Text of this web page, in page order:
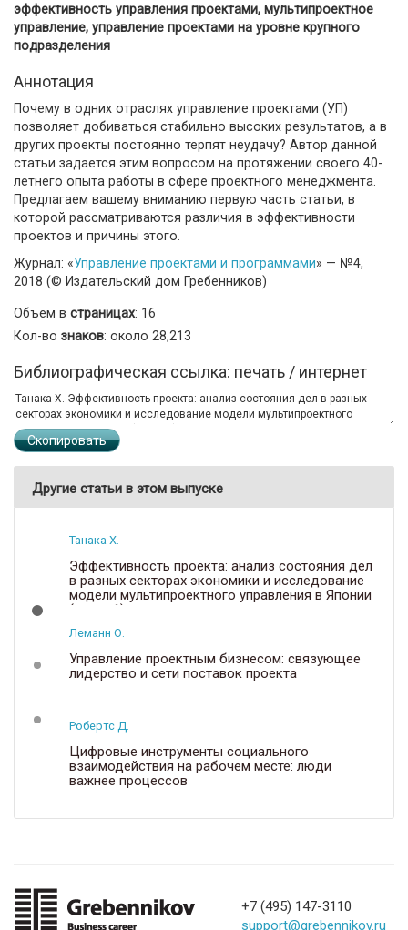
эффективность управления проектами, мультипроектное
управление, управление проектами на уровне крупного
подразделения
Аннотация
Почему в одних отраслях управление проектами (УП)
позволяет добиваться стабильно высоких результатов, а в
других проекты постоянно терпят неудачу? Автор данной
статьи задается этим вопросом на протяжении своего 40-
летнего опыта работы в сфере проектного менеджмента.
Предлагаем вашему вниманию первую часть статьи, в
которой рассматриваются различия в эффективности
проектов и причины этого.
Журнал: «Управление проектами и программами» — №4,
2018 (© Издательский дом Гребенников)
Объем в страницах: 16
Кол-во знаков: около 28,213
Библиографическая ссылка: печать / интернет
Скопировать
Другие статьи в этом выпуске
Танака Х.
Эффективность проекта: анализ состояния дел
в разных секторах экономики и исследование
модели мультипроектного управления в Японии
(часть 1)
Леманн О.
Управление проектным бизнесом: связующее
лидерство и сети поставок проекта
Робертс Д.
Цифровые инструменты социального
взаимодействия на рабочем месте: люди
важнее процессов
+7 (495) 147-3110
support@grebennikov.ru